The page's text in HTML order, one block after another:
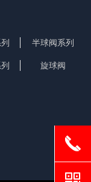
半球阀系列
旋球阀
끅